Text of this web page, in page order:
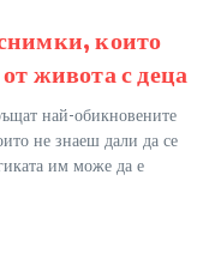
които
живота с деца
най-обикновените
не знаеш дали да се
им може да е